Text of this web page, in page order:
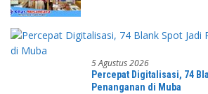
5 Agustus 2026
Percepat Digitalisasi, 74
Penanganan di Muba